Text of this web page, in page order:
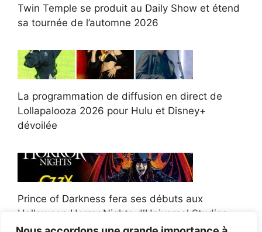
Twin Temple se produit au Daily Show et étend
sa tournée de l’automne 2026
La programmation de diffusion en direct de
Lollapalooza 2026 pour Hulu et Disney+
dévoilée
Prince of Darkness fera ses débuts aux
Halloween Horror Nights d'Universal Studios